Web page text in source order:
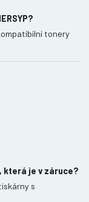
tonery
která je v záruce?
s